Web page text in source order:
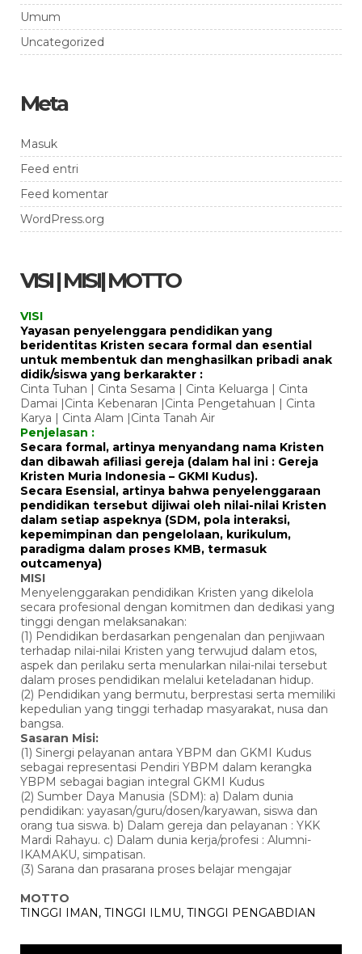
Umum
Uncategorized
Meta
Masuk
Feed entri
Feed komentar
WordPress.org
VISI | MISI| MOTTO
VISI
Yayasan penyelenggara pendidikan yang
beridentitas Kristen secara formal dan esential
untuk membentuk dan menghasilkan pribadi anak
didik/siswa yang berkarakter :
Cinta Tuhan | Cinta Sesama | Cinta Keluarga | Cinta
Damai |Cinta Kebenaran |Cinta Pengetahuan | Cinta
Karya | Cinta Alam |Cinta Tanah Air
Penjelasan :
Secara formal, artinya menyandang nama Kristen
dan dibawah afiliasi gereja (dalam hal ini : Gereja
Kristen Muria Indonesia – GKMI Kudus).
Secara Esensial, artinya bahwa penyelenggaraan
pendidikan tersebut dijiwai oleh nilai-nilai Kristen
dalam setiap aspeknya (SDM, pola interaksi,
kepemimpinan dan pengelolaan, kurikulum,
paradigma dalam proses KMB, termasuk
outcamenya)
MISI
Menyelenggarakan pendidikan Kristen yang dikelola
secara profesional dengan komitmen dan dedikasi yang
tinggi dengan melaksanakan:
(1) Pendidikan berdasarkan pengenalan dan penjiwaan
terhadap nilai-nilai Kristen yang terwujud dalam etos,
aspek dan perilaku serta menularkan nilai-nilai tersebut
dalam proses pendidikan melalui keteladanan hidup.
(2) Pendidikan yang bermutu, berprestasi serta memiliki
kepedulian yang tinggi terhadap masyarakat, nusa dan
bangsa.
Sasaran Misi:
(1) Sinergi pelayanan antara YBPM dan GKMI Kudus
sebagai representasi Pendiri YBPM dalam kerangka
YBPM sebagai bagian integral GKMI Kudus
(2) Sumber Daya Manusia (SDM): a) Dalam dunia
pendidikan: yayasan/guru/dosen/karyawan, siswa dan
orang tua siswa. b) Dalam gereja dan pelayanan : YKK
Mardi Rahayu. c) Dalam dunia kerja/profesi : Alumni-
IKAMAKU, simpatisan.
(3) Sarana dan prasarana proses belajar mengajar
MOTTO
TINGGI IMAN, TINGGI ILMU, TINGGI PENGABDIAN